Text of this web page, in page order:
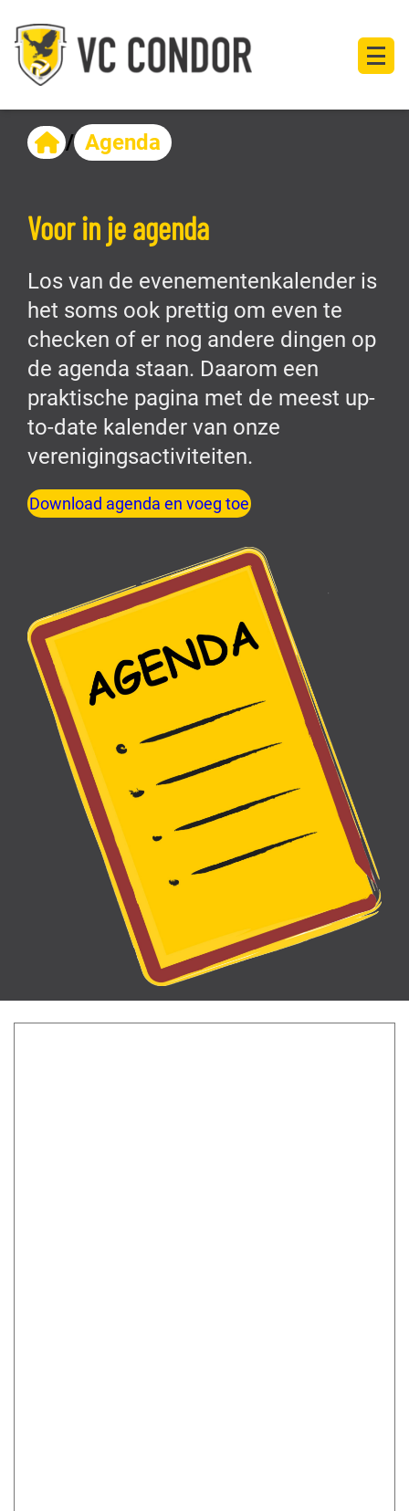
/ Agenda
Voor in je agenda
Los van de evenementenkalender is
het soms ook prettig om even te
checken of er nog andere dingen op
de agenda staan. Daarom een
praktische pagina met de meest up-
to-date kalender van onze
verenigingsactiviteiten.
Download agenda en voeg toe